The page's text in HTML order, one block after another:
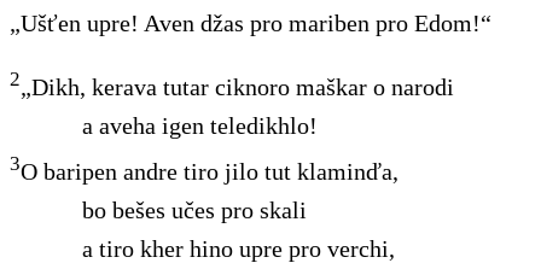
„Ušťen upre! Aven džas pro mariben pro Edom!“
2„Dikh, kerava tutar ciknoro maškar o narodi
a aveha igen teledikhlo!
3O baripen andre tiro jilo tut klaminďa,
bo bešes učes pro skali
a tiro kher hino upre pro verchi,